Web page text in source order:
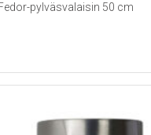
pylväsvalaisin 50 cm